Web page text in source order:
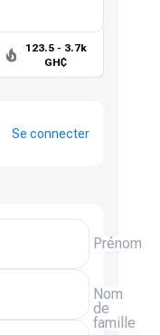
123.5 - 3.7k
GH₵
Se connecter
Prénom
Nom
de
famille